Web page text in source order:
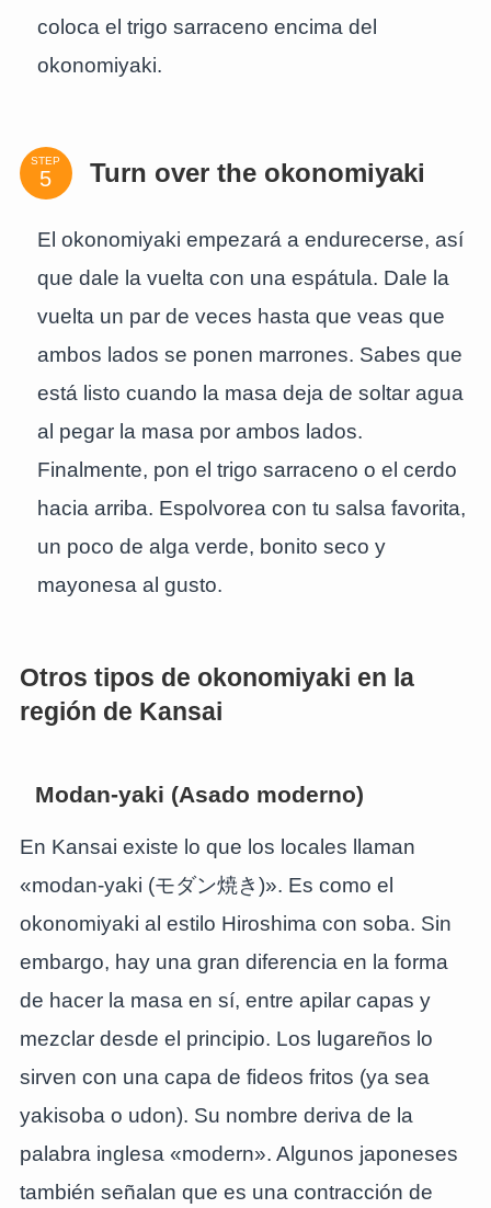
coloca el trigo sarraceno encima del
okonomiyaki.
STEP Turn over the okonomiyaki
El okonomiyaki empezará a endurecerse, así
que dale la vuelta con una espátula. Dale la
vuelta un par de veces hasta que veas que
ambos lados se ponen marrones. Sabes que
está listo cuando la masa deja de soltar agua
al pegar la masa por ambos lados.
Finalmente, pon el trigo sarraceno o el cerdo
hacia arriba. Espolvorea con tu salsa favorita,
un poco de alga verde, bonito seco y
mayonesa al gusto.
Otros tipos de okonomiyaki en la
región de Kansai
Modan-yaki (Asado moderno)
En Kansai existe lo que los locales llaman
«modan-yaki (モダン焼き)». Es como el
okonomiyaki al estilo Hiroshima con soba. Sin
embargo, hay una gran diferencia en la forma
de hacer la masa en sí, entre apilar capas y
mezclar desde el principio. Los lugareños lo
sirven con una capa de fideos fritos (ya sea
yakisoba o udon). Su nombre deriva de la
palabra inglesa «modern». Algunos japoneses
también señalan que es una contracción de